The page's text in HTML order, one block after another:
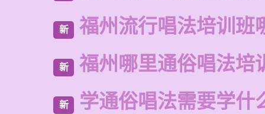
新 福州流行唱法培训班
新 福州哪里通俗唱法培
新 学通俗唱法需要学什